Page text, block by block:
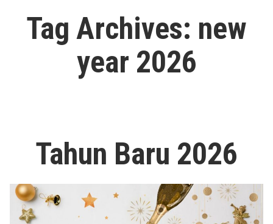
Tag Archives: new
year 2026
Tahun Baru 2026